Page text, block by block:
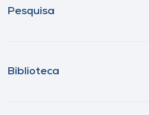
Pesquisa
Biblioteca